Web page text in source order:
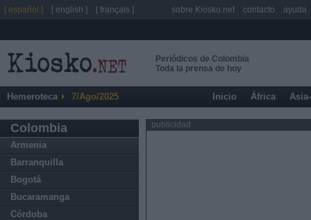
Periódicos de Colombia
Toda la prensa de hoy
Hemeroteca 7/Ago/2025 Inicio África
Colombia
Armenia
Barranquilla
Bogotá
Bucaramanga
Córdoba
publicidad
[ español ] [ english ] [ français ] sobre Kiosko.net contacto ayuda